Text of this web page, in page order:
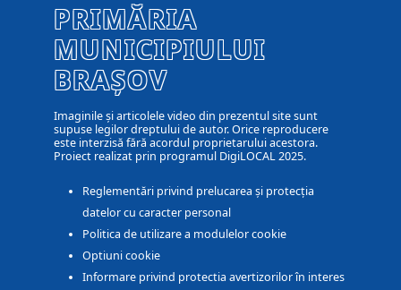
PRIMĂRIA
MUNICIPIULUI
BRAȘOV
Imaginile și articolele video din prezentul site sunt
supuse legilor dreptului de autor. Orice reproducere
este interzisă fără acordul proprietarului acestora.
Proiect realizat prin programul DigiLOCAL 2025.
Reglementări privind prelucarea și protecția
datelor cu caracter personal
Politica de utilizare a modulelor cookie
Optiuni cookie
Informare privind protectia avertizorilor în interes